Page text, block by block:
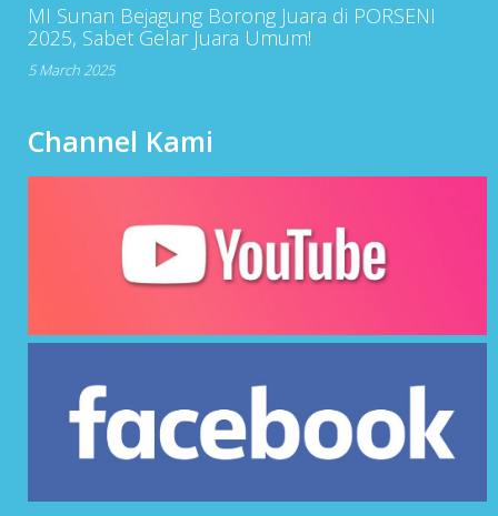
MI Sunan Bejagung Borong Juara di PORSENI
2025, Sabet Gelar Juara Umum!
5 March 2025
Channel Kami